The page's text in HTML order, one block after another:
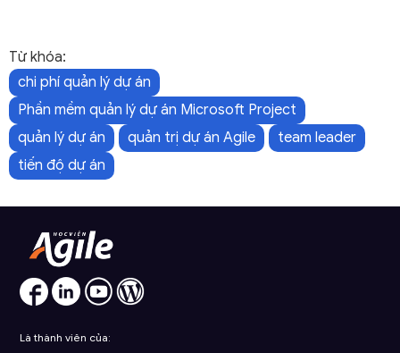
Từ khóa:
chi phí quản lý dự án
Phần mềm quản lý dự án Microsoft Project
quản lý dự án
quản trị dự án Agile
team leader
tiến độ dự án
Là thành viên của: